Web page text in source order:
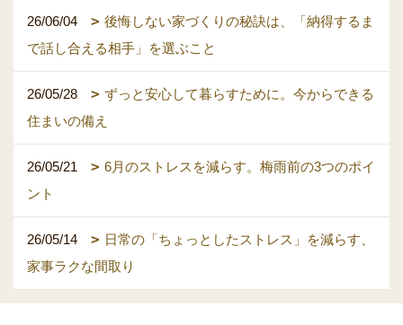
26/06/04
後悔しない家づくりの秘訣は、「納得するま
で話し合える相手」を選ぶこと
26/05/28
ずっと安心して暮らすために。今からできる
住まいの備え
26/05/21
6月のストレスを減らす。梅雨前の3つのポイ
ント
26/05/14
日常の「ちょっとしたストレス」を減らす、
家事ラクな間取り